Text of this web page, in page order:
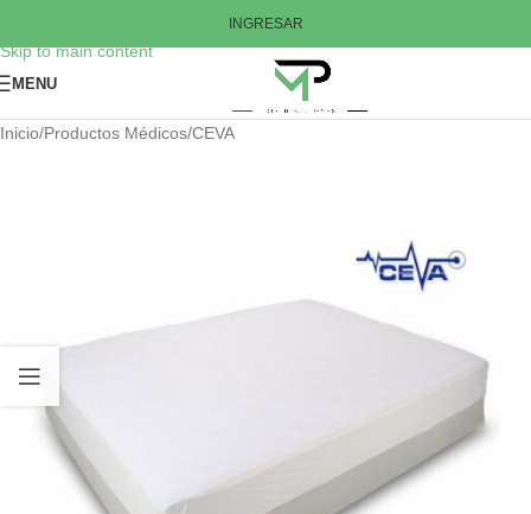
Skip to main content
INGRESAR
MENU
Inicio/Productos Médicos/CEVA